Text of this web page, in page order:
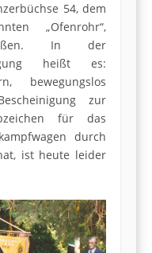
54, dem
„Ofenrohr“,
In der
heißt es:
bewegungslos
zur
für das
durch
ist heute leider